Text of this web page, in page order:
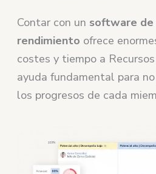
Contar con un software de
rendimiento ofrece
costes y tiempo a
ayuda fundamental para
los progresos de cada